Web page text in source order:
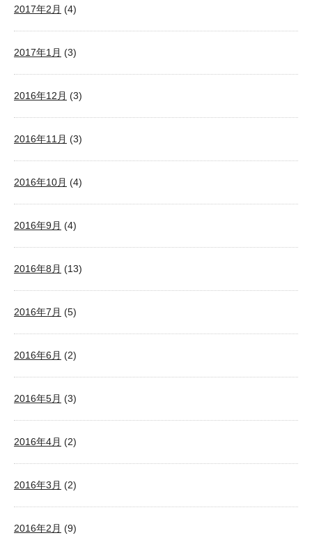
2017年2月 (4)
2017年1月 (3)
2016年12月 (3)
2016年11月 (3)
2016年10月 (4)
2016年9月 (4)
2016年8月 (13)
2016年7月 (5)
2016年6月 (2)
2016年5月 (3)
2016年4月 (2)
2016年3月 (2)
2016年2月 (9)